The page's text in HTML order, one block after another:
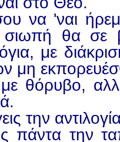
να 'ναι
θα σε
με
μη
θόρυβο,
την
πάντα την